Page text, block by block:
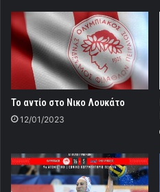
Το αντίο στο Νικο Λουκάτο
12/01/2023